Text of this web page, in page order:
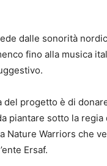
dalle sonorità
fino alla musica
del progetto è di
piantare sotto la regia
Nature Warriors che
Ersaf.